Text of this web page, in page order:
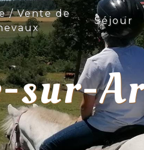
/ Vente de
Séjour
sur-